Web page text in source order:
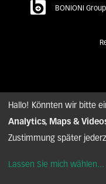
BONIONI
Hallo! Könnten wir bitte
Analytics, Maps &
Zustimmung später
Lassen Sie mich wählen...